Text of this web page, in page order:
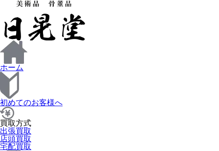
ホーム
初めてのお客様へ
買取方式
出張買取
店頭買取
宅配買取